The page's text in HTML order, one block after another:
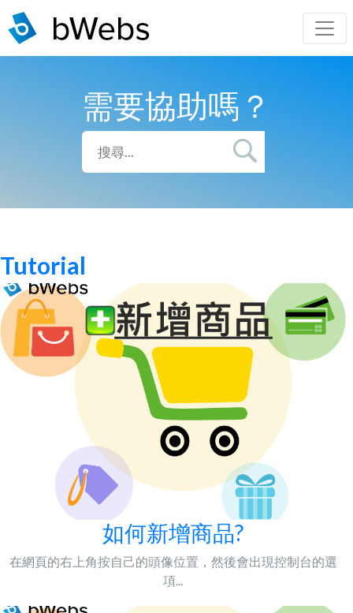
需要協助嗎？
Tutorial
如何新增商品?
在網頁的右上角按自己的頭像位置，然後會出現控制台的選
項...